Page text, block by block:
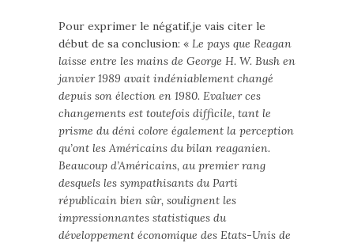
Pour exprimer le négatif,je vais citer le
début de sa conclusion: « Le pays que Reagan
laisse entre les mains de George H. W. Bush en
janvier 1989 avait indéniablement changé
depuis son élection en 1980. Evaluer ces
changements est toutefois difficile, tant le
prisme du déni colore également la perception
qu’ont les Américains du bilan reaganien.
Beaucoup d’Américains, au premier rang
desquels les sympathisants du Parti
républicain bien sûr, soulignent les
impressionnantes statistiques du
développement économique des Etats-Unis de